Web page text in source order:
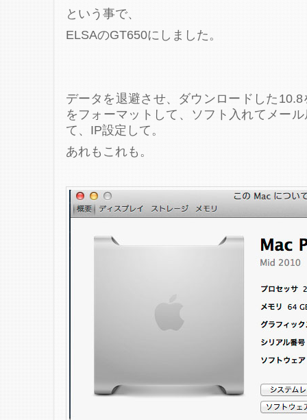
という事で、
ELSAのGT650にしました。
データを退避させ、ダウンロードした
をフォーマットして、ソフト入れてメー
て、IP設定して。
あれもこれも。